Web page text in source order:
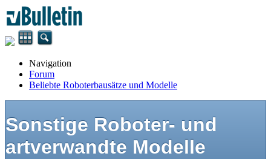
Navigation
Forum
Beliebte Roboterbausätze und Modelle
Sonstige Roboter- und
artverwandte Modelle